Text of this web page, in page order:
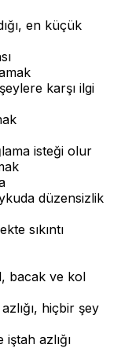
en küçük
karşı ilgi
isteği olur
düzensizlik
sıkıntı
bacak ve kol
hiçbir şey
iştah azlığı